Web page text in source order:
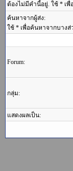
ต้องไม่มีคำนี้อยู่. ใช้ * เ
ค้นหาจากผู้ส่ง:
ใช้ * เพื่อค้นหาจากบางส่
Forum:
กลุ่ม:
แสดงผลเป็น: